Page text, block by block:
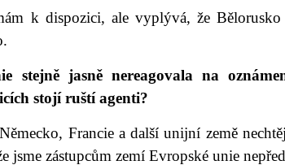
k dispozici, ale vyplývá, že
stejně jasně nereagovala na
stojí ruští agenti?
Francie a další unijní země
jsme zástupcům zemí Evropské unie